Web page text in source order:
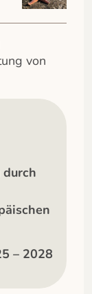
von
– 2028